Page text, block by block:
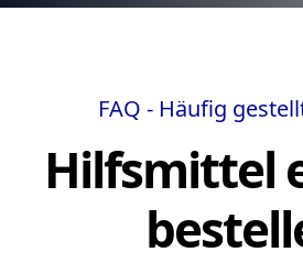
FAQ - Häufig
Hilfsmittel